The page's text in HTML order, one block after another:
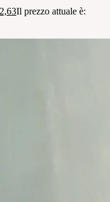
Il prezzo attuale è: